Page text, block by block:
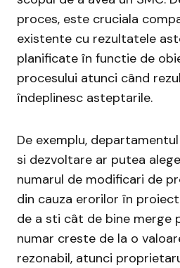
proces, este cruciala
existente cu rezultatele
planificate în functie de
procesului atunci când
îndeplinesc asteptarile.
De exemplu,
si dezvoltare ar putea
numarul de modificari de
din cauza erorilor în
de a sti cât de bine merge
numar creste de la o
rezonabil, atunci